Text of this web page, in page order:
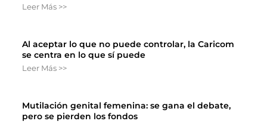
Leer Más >>
Al aceptar lo que no puede controlar, la Caricom
se centra en lo que sí puede
Leer Más >>
Mutilación genital femenina: se gana el debate,
pero se pierden los fondos